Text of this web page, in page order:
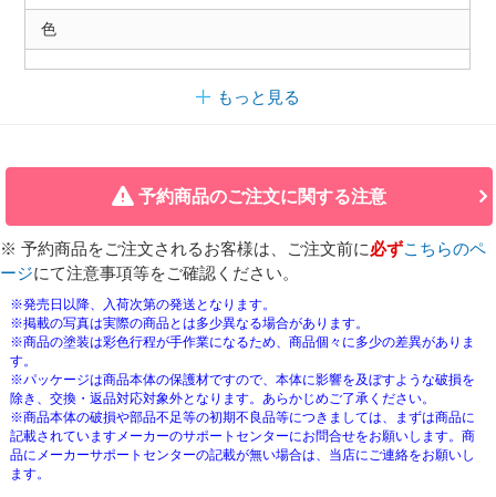
色
もっと見る
予約商品のご注文に関する注意
※ 予約商品をご注文されるお客様は、ご注文前に必ずこちらのペ
ージにて注意事項等をご確認ください。
※発売日以降、入荷次第の発送となります。
※掲載の写真は実際の商品とは多少異なる場合があります。
※商品の塗装は彩色行程が手作業になるため、商品個々に多少の差異がありま
す。
※パッケージは商品本体の保護材ですので、本体に影響を及ぼすような破損を
除き、交換・返品対応対象外となります。あらかじめご了承ください。
※商品本体の破損や部品不足等の初期不良品等につきましては、まずは商品に
記載されていますメーカーのサポートセンターにお問合せをお願いします。商
品にメーカーサポートセンターの記載が無い場合は、当店にご連絡をお願いし
ます。